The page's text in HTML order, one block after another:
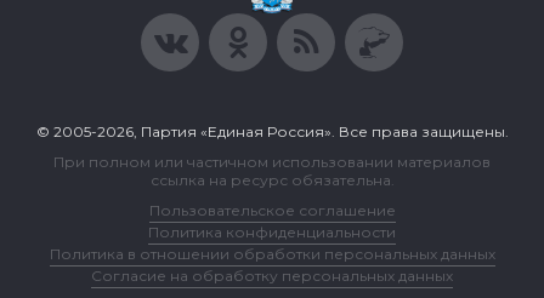
© 2005-2026, Партия «Единая Россия». Все права защищены.
При полном или частичном использовании материалов
ссылка на ресурс обязательна.
Пользовательское соглашение
Политика конфиденциальности
Политика в отношении обработки персональных данных
Согласие на обработку персональных данных